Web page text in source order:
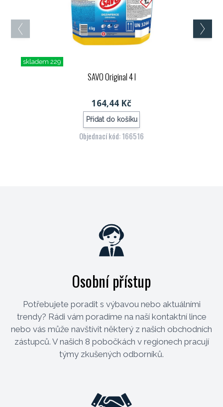
skladem 229
SAVO Original 4 l
164,44 Kč
Přidat do košíku
Objednací kód: 166516
Osobní přístup
Potřebujete poradit s výbavou nebo aktuálními
trendy? Rádi vám poradíme na naší kontaktní lince
nebo vás může navštívit některý z našich obchodních
zástupců. V našich 8 pobočkách v regionech pracují
týmy zkušených odborníků.